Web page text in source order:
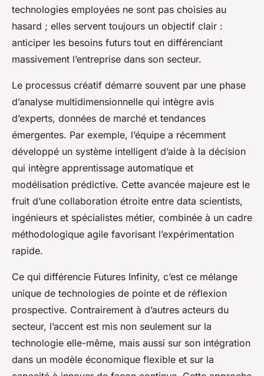
technologies employées ne sont pas choisies au
hasard ; elles servent toujours un objectif clair :
anticiper les besoins futurs tout en différenciant
massivement l’entreprise dans son secteur.
Le processus créatif démarre souvent par une phase
d’analyse multidimensionnelle qui intègre avis
d’experts, données de marché et tendances
émergentes. Par exemple, l’équipe a récemment
développé un système intelligent d’aide à la décision
qui intègre apprentissage automatique et
modélisation prédictive. Cette avancée majeure est le
fruit d’une collaboration étroite entre data scientists,
ingénieurs et spécialistes métier, combinée à un cadre
méthodologique agile favorisant l’expérimentation
rapide.
Ce qui différencie Futures Infinity, c’est ce mélange
unique de technologies de pointe et de réflexion
prospective. Contrairement à d’autres acteurs du
secteur, l’accent est mis non seulement sur la
technologie elle-même, mais aussi sur son intégration
dans un modèle économique flexible et sur la